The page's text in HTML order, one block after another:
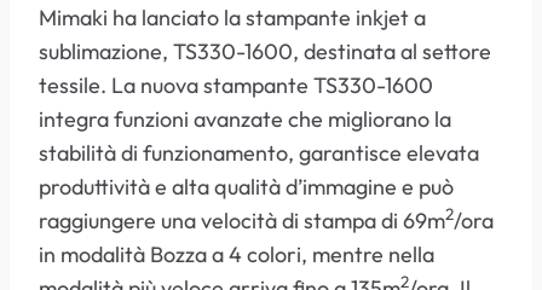
Mimaki ha lanciato la stampante inkjet a
sublimazione, TS330-1600, destinata al settore
tessile. La nuova stampante TS330-1600
integra funzioni avanzate che migliorano la
stabilità di funzionamento, garantisce elevata
produttività e alta qualità d’immagine e può
raggiungere una velocità di stampa di 69m2/ora
in modalità Bozza a 4 colori, mentre nella
2